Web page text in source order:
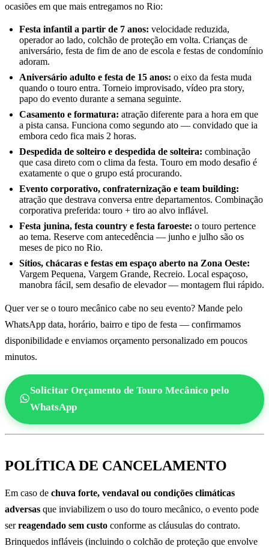
ocasiões em que mais entregamos no Rio:
Festa infantil a partir de 7 anos: velocidade reduzida,
operador ao lado, colchão de proteção em volta. Crianças de
aniversário, festa de fim de ano de escola e festas de condomínio
adoram.
Aniversário adulto e festa de 15 anos: o eixo da festa muda
quando o touro entra. Torneio improvisado, vídeo pra story,
papo do evento durante a semana seguinte.
Casamento e formatura: atração diferente para a hora em que
a pista cansa. Funciona como segundo ato — convidado que ia
embora cedo fica mais 2 horas.
Despedida de solteiro e despedida de solteira: combinação
que casa direto com o clima da festa. Touro em modo desafio é
exatamente o que o grupo está procurando.
Evento corporativo, confraternização e team building:
atração que destrava conversa entre departamentos. Combinação
corporativa preferida: touro + tiro ao alvo inflável.
Festa junina, festa country e festa faroeste: o touro pertence
ao tema. Reserve com antecedência — junho e julho são os
meses de pico no Rio.
Sítios, chácaras e festas em espaço aberto na Zona Oeste:
Vargem Pequena, Vargem Grande, Recreio. Local espaçoso,
manobra fácil, sem desafio de elevador — montagem flui rápido.
Quer ver se o touro mecânico cabe no seu evento? Mande pelo
WhatsApp data, horário, bairro e tipo de festa — confirmamos
disponibilidade e enviamos orçamento personalizado em poucos
minutos.
Solicitar Orçamento de Touro Mecânico pelo
WhatsApp
POLÍTICA DE CANCELAMENTO
Em caso de chuva forte, vendaval ou condições climáticas
adversas que inviabilizem o uso do touro mecânico, o evento pode
serreagendado sem custo conforme as cláusulas do contrato.
Brinquedos infláveis (incluindo o colchão de proteção que envolve